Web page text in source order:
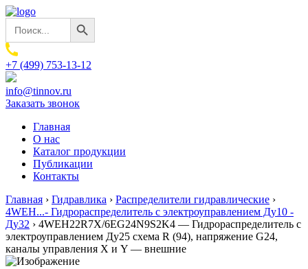
Search
for:
Search Button
+7 (499) 753-13-12
info@tinnov.ru
Заказать звонок
Главная
О нас
Каталог продукции
Публикации
Контакты
Главная › Гидравлика › Распределители гидравлические ›
4WEH...- Гидрораспределитель с электроуправлением Ду10 -
Ду32 › 4WEH22R7X/6EG24N9S2K4 — Гидрораспределитель с
электроуправлением Ду25 схема R (94), напряжение G24,
каналы управления X и Y — внешние